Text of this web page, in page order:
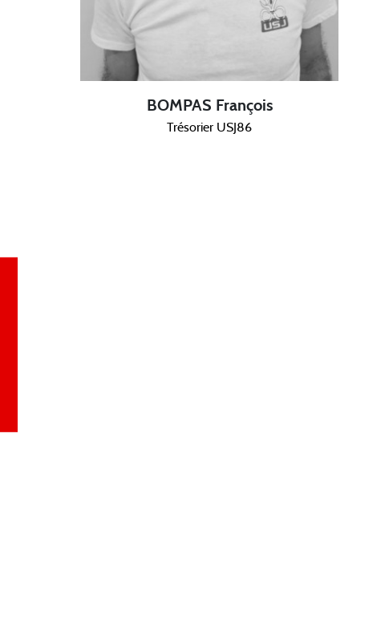
BOMPAS François
Trésorier USJ86